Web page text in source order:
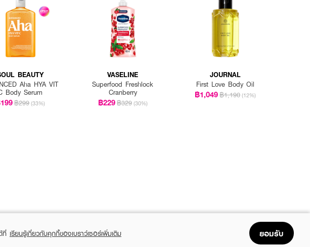
BEAUTY
Aha HYA VIT
Body Serum
฿299 (33%)
VASELINE
Superfood Freshlock
Cranberry
฿229฿329 (30%)
JOURNAL
First Love Body Oil
฿1,049฿1,190 (12%)
ที่ เรียนรู้เกี่ยวกับคุกกี้ของเบราว์เซอร์เพิ่มเติม ยอมรับ